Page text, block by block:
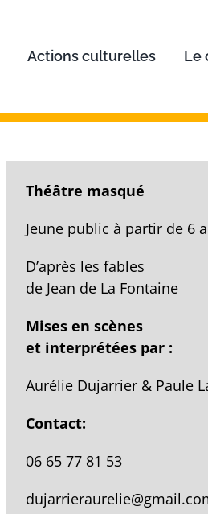
Actions culturelles Le
Théâtre masqué
Jeune public à partir de 6
D’après les fables
de Jean de La Fontaine
Mises en scènes
et interprétées par :
Aurélie Dujarrier & Paule
Contact:
06 65 77 81 53